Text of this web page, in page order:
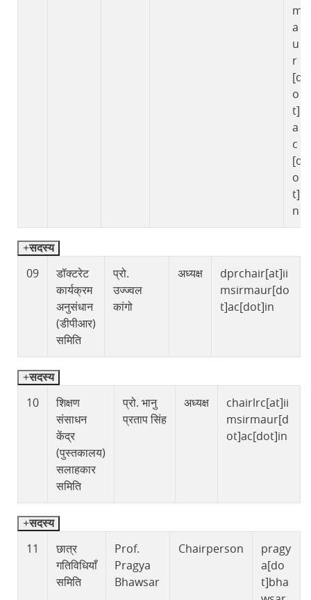
m
a
u
r
[d
o
t]
a
c
[d
o
t]i
n
सदस्य
09
डॉक्टरेट
कार्यक्रम
अनुसंधान
(डीपीआर)
समिति
प्रो.
उज्ज्वल
कांगो
अध्यक्ष
dprchair[at]ii
msirmaur[do
t]ac[dot]in
सदस्य
10
शिक्षण
संसाधन
केंद्र
(पुस्तकालय)
सलाहकार
समिति
प्रो. भानु
प्रताप सिंह
अध्यक्ष
chairlrc[at]ii
msirmaur[d
ot]ac[dot]in
सदस्य
11
छात्र
गतिविधियाँ
समिति
Prof.
Pragya
Bhawsar
Chairperson
pragy
a[do
t]bha